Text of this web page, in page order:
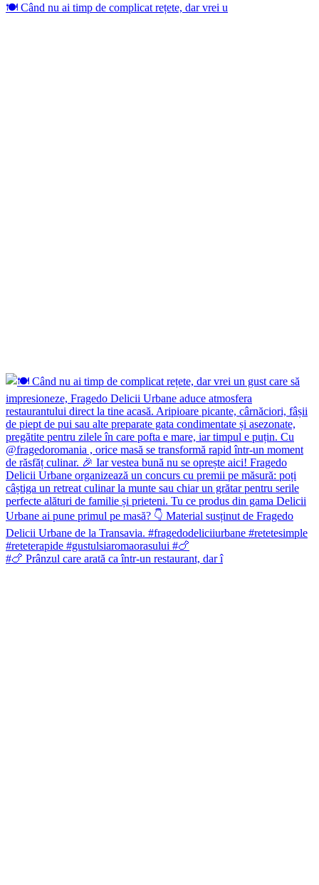
🍽️ Când nu ai timp de complicat rețete, dar vrei u
#🍗 Prânzul care arată ca într-un restaurant, dar î